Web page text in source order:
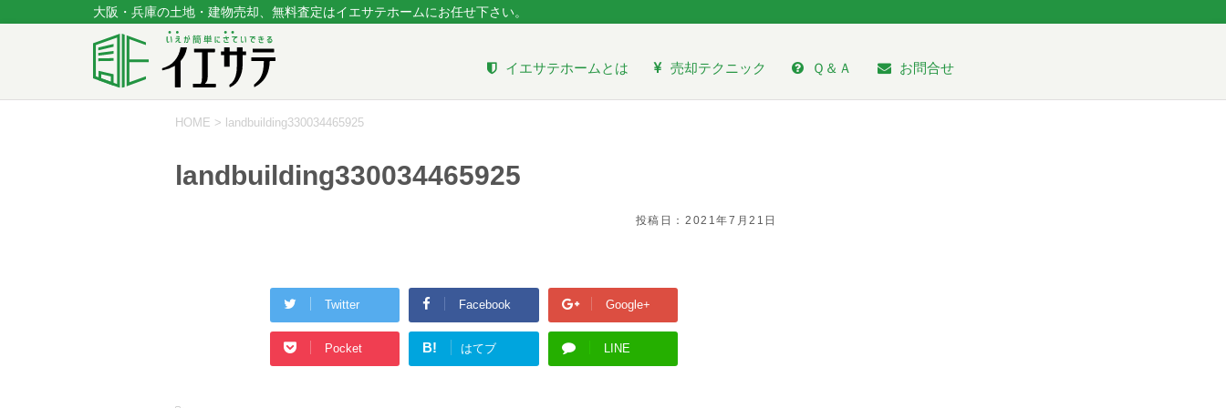
大阪・兵庫の土地・建物売却、無料査定はイエサテホームにお任せ下さい。
イエサテホームとは 売却テクニック Ｑ＆Ａ お問合せ
HOME > landbuilding330034465925
landbuilding330034465925
投稿日： 2021年7月21日
Twitter Facebook Google+
Pocket B! はてブ LINE